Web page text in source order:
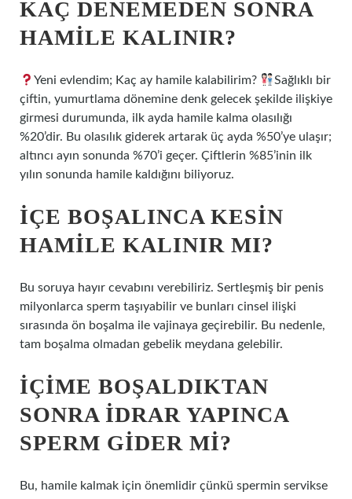
KAÇ DENEMEDEN SONRA
HAMILE KALINIR?
Yeni evlendim; Kaç ay hamile kalabilirim?
Sağlıklı bir
çiftin, yumurtlama dönemine denk gelecek şekilde ilişkiye
girmesi durumunda, ilk ayda hamile kalma olasılığı
%20’dir. Bu olasılık giderek artarak üç ayda %50’ye ulaşır;
altıncı ayın sonunda %70’i geçer. Çiftlerin %85’inin ilk
yılın sonunda hamile kaldığını biliyoruz.
İÇE BOŞALINCA KESIN
HAMILE KALINIR MI?
Bu soruya hayır cevabını verebiliriz. Sertleşmiş bir penis
milyonlarca sperm taşıyabilir ve bunları cinsel ilişki
sırasında ön boşalma ile vajinaya geçirebilir. Bu nedenle,
tam boşalma olmadan gebelik meydana gelebilir.
İÇIME BOŞALDIKTAN
SONRA IDRAR YAPINCA
SPERM GIDER MI?
Bu, hamile kalmak için önemlidir çünkü spermin servikse